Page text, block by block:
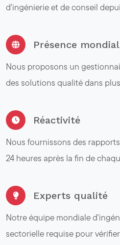
d'ingénierie et de conseil
Présence
Nous proposons un
des solutions qualité dans
Réactivité
Nous fournissons des
24 heures après la fin de
Experts qualité
Notre équipe mondiale
sectorielle requise pour